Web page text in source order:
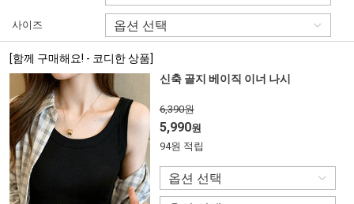
사이즈
[함께 구매해요! - 코디한 상품]
신축 골지 베이직 이너 나시
6,390원
5,990원
94원 적립